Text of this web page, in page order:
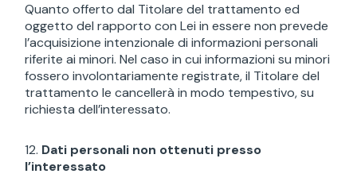
Quanto offerto dal Titolare del trattamento ed
oggetto del rapporto con Lei in essere non prevede
l’acquisizione intenzionale di informazioni personali
riferite ai minori. Nel caso in cui informazioni su minori
fossero involontariamente registrate, il Titolare del
trattamento le cancellerà in modo tempestivo, su
richiesta dell’interessato.
Dati personali non ottenuti presso
l’interessato